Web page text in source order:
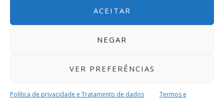
ACEITAR
NEGAR
VER PREFERÊNCIAS
Política de privacidade e Tratamento de dados
Termos e